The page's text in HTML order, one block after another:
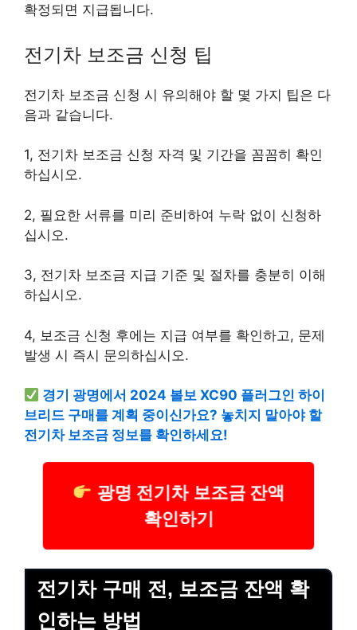
확정되면 지급됩니다.
전기차 보조금 신청 팁
전기차 보조금 신청 시 유의해야 할 몇 가지 팁은 다
음과 같습니다.
1, 전기차 보조금 신청 자격 및 기간을 꼼꼼히 확인
하십시오.
2, 필요한 서류를 미리 준비하여 누락 없이 신청하
십시오.
3, 전기차 보조금 지급 기준 및 절차를 충분히 이해
하십시오.
4, 보조금 신청 후에는 지급 여부를 확인하고, 문제
발생 시 즉시 문의하십시오.
경기 광명에서 2024 볼보 XC90 플러그인 하이
브리드 구매를 계획 중이신가요? 놓치지 말아야 할
전기차 보조금 정보를 확인하세요!
광명 전기차 보조금 잔액
확인하기
전기차 구매 전, 보조금 잔액 확
인하는 방법